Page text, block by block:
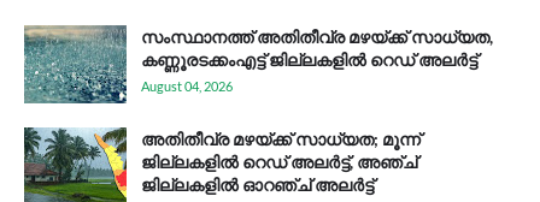
സം​സ്ഥാ​ന​ത്ത് അ​തി​തീ​വ്ര മ​ഴ​യ്ക്ക് സാ​ധ്യ​ത,
കണ്ണൂരടക്കംഎ​ട്ട് ജി​ല്ല​ക​ളി​ൽ റെ​ഡ് അ​ലർ​ട്ട്
August 04, 2026
അതിതീവ്ര മഴയ്ക്ക് സാധ്യത; മൂന്ന്
ജില്ലകളിൽ റെഡ് അലർട്ട്, അഞ്ച്
ജില്ലകളിൽ ഓറഞ്ച് അലർട്ട്